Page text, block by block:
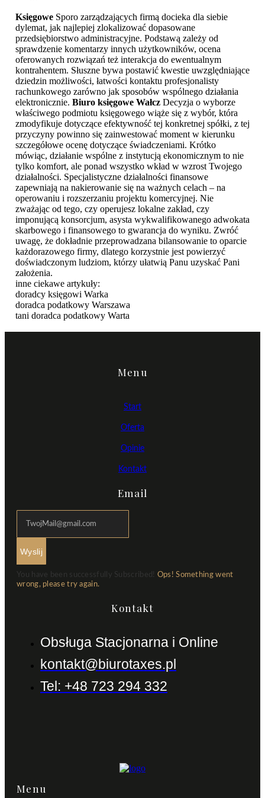
Księgowe Sporo zarządzających firmą docieka dla siebie
dylemat, jak najlepiej zlokalizować dopasowane
przedsiębiorstwo administracyjne. Podstawą zależy od
sprawdzenie komentarzy innych użytkowników, ocena
oferowanych rozwiązań też interakcja do ewentualnym
kontrahentem. Słuszne bywa postawić kwestie uwzględniające
dziedzin możliwości, łatwości kontaktu profesjonalisty
rachunkowego zarówno jak sposobów wspólnego działania
elektronicznie. Biuro księgowe Wałcz Decyzja o wyborze
właściwego podmiotu księgowego wiąże się z wybór, która
zmodyfikuje dotyczące efektywność tej konkretnej spółki, z tej
przyczyny powinno się zainwestować moment w kierunku
szczegółowe ocenę dotyczące świadczeniami. Krótko
mówiąc, działanie wspólne z instytucją ekonomicznym to nie
tylko komfort, ale ponad wszystko wkład w wzrost Twojego
działalności. Specjalistyczne działalności finansowe
zapewniają na nakierowanie się na ważnych celach – na
operowaniu i rozszerzaniu projektu komercyjnej. Nie
zważając od tego, czy operujesz lokalne zakład, czy
imponującą konsorcjum, asysta wykwalifikowanego adwokata
skarbowego i finansowego to gwarancja do wyniku. Zwróć
uwagę, że dokładnie przeprowadzana bilansowanie to oparcie
każdorazowego firmy, dlatego korzystnie jest powierzyć
doświadczonym ludziom, którzy ułatwią Panu uzyskać Pani
założenia.
inne ciekawe artykuły:
doradcy księgowi Warka
doradca podatkowy Warszawa
tani doradca podatkowy Warta
Menu
Start
Oferta
Opinie
Kontakt
Email
Wyslij
You have been successfully Subscribed!
Ops! Something went
wrong, please try again.
Kontakt
Obsługa Stacjonarna i Online
kontakt@biurotaxes.pl
Tel: +48 723 294 332
Menu